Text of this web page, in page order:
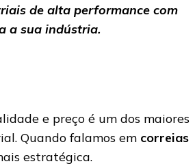
de alta performance com
a sua indústria.
e preço é um dos maiores
Quando falamos em correias
estratégica.